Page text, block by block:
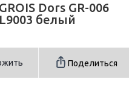
Dors GR-006
белый
Поделиться